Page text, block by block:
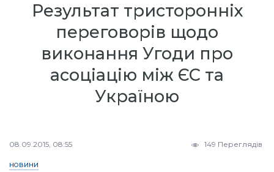
Результат тристоронніх
переговорів щодо
виконання Угоди про
асоціацію між ЄС та
Україною
08.09.2015, 08:55 149 Переглядів
НОВИНИ